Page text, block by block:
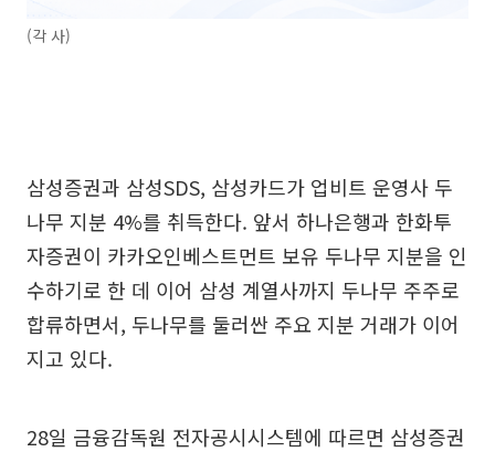
(각 사)
삼성증권과 삼성SDS, 삼성카드가 업비트 운영사 두
나무 지분 4%를 취득한다. 앞서 하나은행과 한화투
자증권이 카카오인베스트먼트 보유 두나무 지분을 인
수하기로 한 데 이어 삼성 계열사까지 두나무 주주로
합류하면서, 두나무를 둘러싼 주요 지분 거래가 이어
지고 있다.
28일 금융감독원 전자공시시스템에 따르면 삼성증권